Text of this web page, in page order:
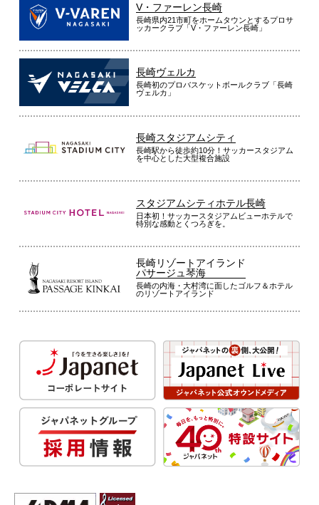
V・ファーレン長崎
長崎県内21市町をホームタウンとするプロサ
ッカークラブ「V・ファーレン長崎」
長崎ヴェルカ
長崎初のプロバスケットボールクラブ「長崎
ヴェルカ」
長崎スタジアムシティ
長崎駅から徒歩約10分！サッカースタジアム
を中心とした大型複合施設
スタジアムシティホテル長崎
日本初！サッカースタジアムビューホテルで
特別な感動とくつろぎを。
長崎リゾートアイランド
パサージュ琴海
長崎の内海・大村湾に面したゴルフ＆ホテル
のリゾートアイランド